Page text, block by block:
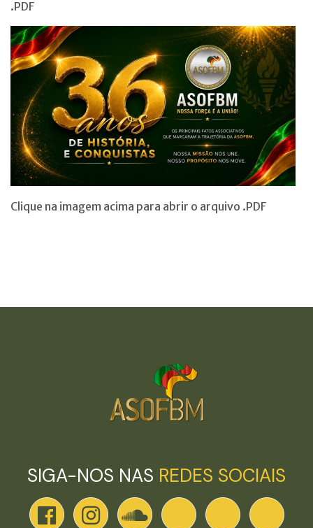
.PDF
Clique na imagem acima para abrir o arquivo .PDF
SIGA-NOS NAS REDES SOCIAIS